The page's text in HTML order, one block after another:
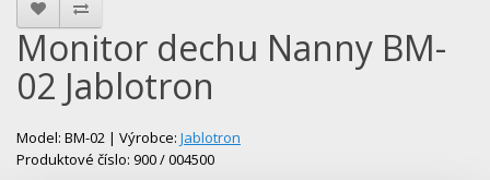
Monitor dechu Nanny BM-
02 Jablotron
Model: BM-02 | Výrobce: Jablotron
Produktové číslo: 900 / 004500